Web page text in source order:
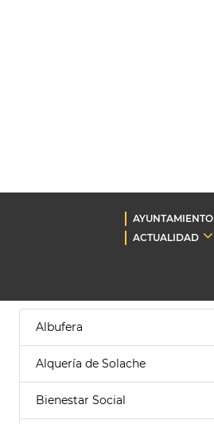
AYUNTAMIENTO
ACTUALIDAD
Albufera
Alquería de Solache
Bienestar Social